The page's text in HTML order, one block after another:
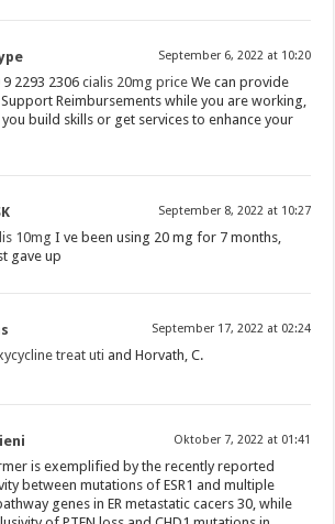
September 6, 2022 at 10:20
9 2293 2306cialis 20mg price We can provide
Reimbursements while you are working,
build skills or get services to enhance your
September 8, 2022 at 10:27
10mg I ve been using 20 mg for 7 months,
gave up
September 17, 2022 at 02:24
treat uti and Horvath, C.
Oktober 7, 2022 at 01:41
is exemplified by the recently reported
between mutations of ESR1 and multiple
genes in ER metastatic cacers 30, while